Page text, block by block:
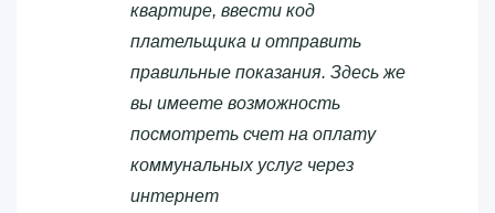
квартире, ввести код
плательщика и отправить
правильные показания. Здесь же
вы имеете возможность
посмотреть счет на оплату
коммунальных услуг через
интернет